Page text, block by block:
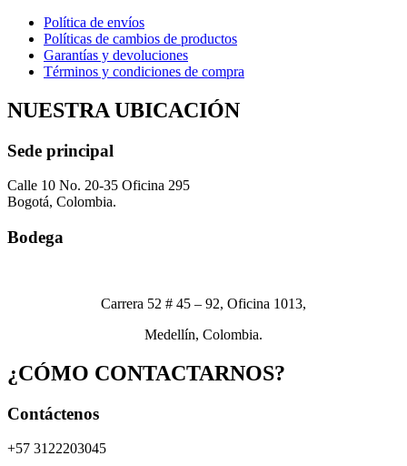
Política de envíos
Políticas de cambios de productos
Garantías y devoluciones
Términos y condiciones de compra
NUESTRA UBICACIÓN
Sede principal
Calle 10 No. 20-35 Oficina 295
Bogotá, Colombia.
Bodega
Carrera 52 # 45 – 92, Oficina 1013,
Medellín, Colombia.
¿CÓMO CONTACTARNOS?
Contáctenos
+57 3122203045